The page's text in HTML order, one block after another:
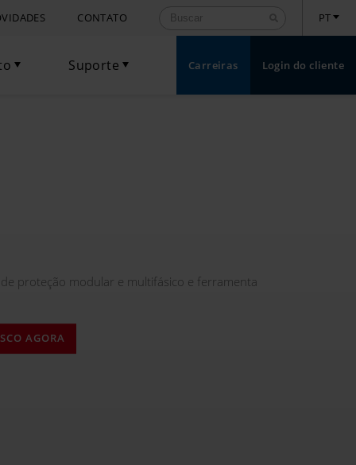
CONTATO PT
Toggle Dropdown
SuporteToggle DropdownCarreiras Login do cliente
proteção modular e multifásico e ferramenta
AGORA